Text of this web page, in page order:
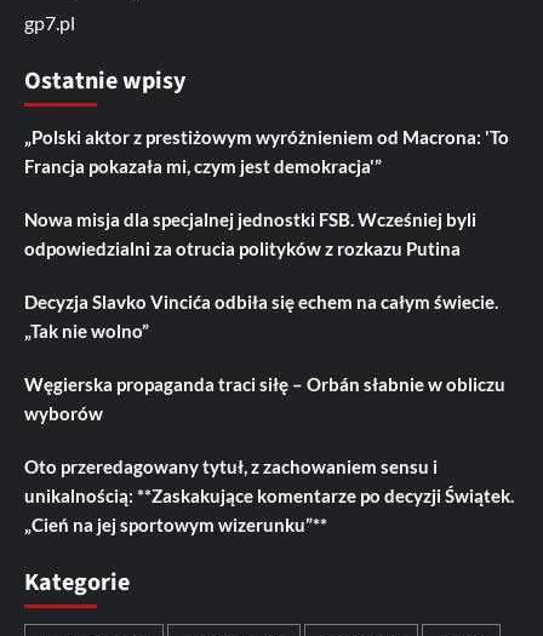
gp7.pl
Ostatnie wpisy
„Polski aktor z prestiżowym wyróżnieniem od Macrona: 'To
Francja pokazała mi, czym jest demokracja'”
Nowa misja dla specjalnej jednostki FSB. Wcześniej byli
odpowiedzialni za otrucia polityków z rozkazu Putina
Decyzja Slavko Vincića odbiła się echem na całym świecie.
„Tak nie wolno”
Węgierska propaganda traci siłę – Orbán słabnie w obliczu
wyborów
Oto przeredagowany tytuł, z zachowaniem sensu i
unikalnością: **Zaskakujące komentarze po decyzji Świątek.
„Cień na jej sportowym wizerunku”**
Kategorie